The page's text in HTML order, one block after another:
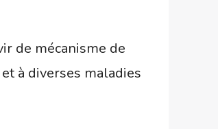
de mécanisme de
à diverses maladies